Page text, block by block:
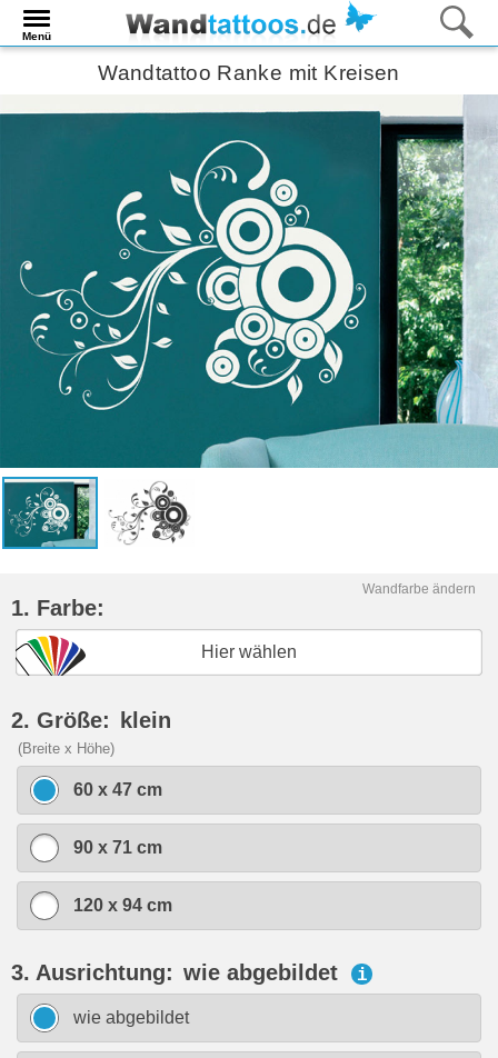
Menü
Wandtattoo Ranke mit Kreisen
Wandfarbe ändern
1. Farbe:
Hier wählen
2. Größe: klein
(Breite x Höhe)
60 x 47 cm
90 x 71 cm
120 x 94 cm
3. Ausrichtung: wie abgebildet i
wie abgebildet